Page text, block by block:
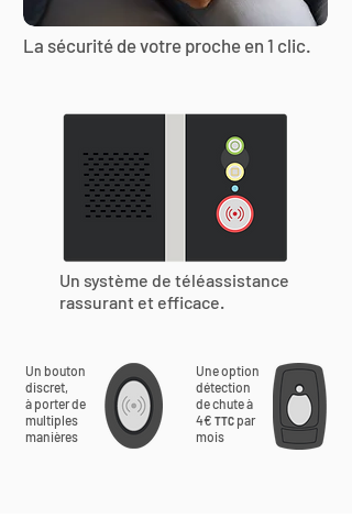
La sécurité de votre proche en 1 clic.
Un système de téléassistance
rassurant et efficace.
Un bouton
discret,
à porter de
multiples
manières
Une option
détection
de chute à
4€ TTC par
mois